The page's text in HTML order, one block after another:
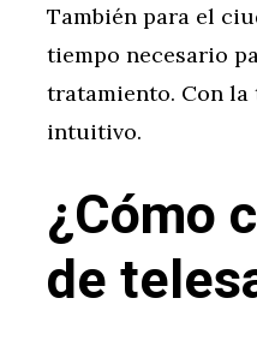
También para el
tiempo necesario
tratamiento. Con la
intuitivo.
¿Cómo
de